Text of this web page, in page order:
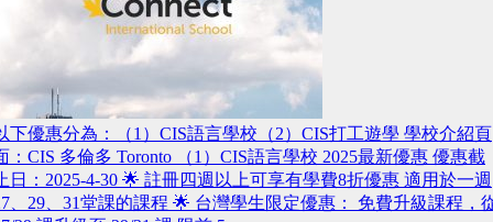
下優惠分為：（1）CIS語言學校（2）CIS打工遊學 學校介紹頁
：CIS 多倫多 Toronto （1）CIS語言學校 2025最新優惠 優惠截
日：2025-4-30 🌟 註冊四週以上可享有學費8折優惠 適用於一週
、29、31堂課的課程 🌟 台灣學生限定優惠： 免費升級課程，